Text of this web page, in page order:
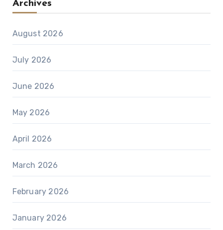
Archives
August 2026
July 2026
June 2026
May 2026
April 2026
March 2026
February 2026
January 2026